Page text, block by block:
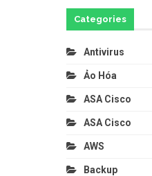
Categories
Antivirus
Ảo Hóa
ASA Cisco
ASA Cisco
AWS
Backup